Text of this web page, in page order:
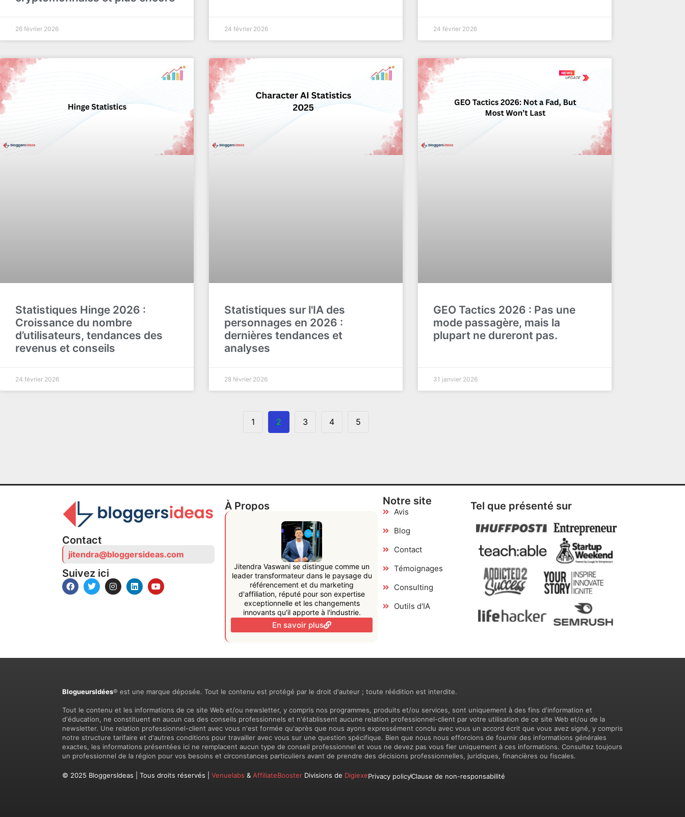
26 février 2026 24 février 2026 24 février 2026
Statistiques Hinge 2026 :
Croissance du nombre
d’utilisateurs, tendances des
revenus et conseils
24 février 2026
Statistiques sur l'IA des
personnages en 2026 :
dernières tendances et
analyses
28 février 2026
GEO Tactics 2026 : Pas une
mode passagère, mais la
plupart ne dureront pas.
31 janvier 2026
1 2 3 4 5
Contact
jitendra@bloggersideas.com
Suivez ici
À Propos
Jitendra Vaswani se distingue comme un
leader transformateur dans le paysage du
référencement et du marketing
d'affiliation, réputé pour son expertise
exceptionnelle et les changements
innovants qu'il apporte à l'industrie.
En savoir plus
Notre site
Avis
Blog
Contact
Témoignages
Consulting
Outils d'IA
Tel que présenté sur
BlogueursIdées® est une marque déposée. Tout le contenu est protégé par le droit d'auteur ; toute réédition est interdite.
Tout le contenu et les informations de ce site Web et/ou newsletter, y compris nos programmes, produits et/ou services, sont uniquement à des fins d'information et
d'éducation, ne constituent en aucun cas des conseils professionnels et n'établissent aucune relation professionnel-client par votre utilisation de ce site Web et/ou de la
newsletter. Une relation professionnel-client avec vous n'est formée qu'après que nous ayons expressément conclu avec vous un accord écrit que vous avez signé, y compris
notre structure tarifaire et d'autres conditions pour travailler avec vous sur une question spécifique. Bien que nous nous efforcions de fournir des informations générales
exactes, les informations présentées ici ne remplacent aucun type de conseil professionnel et vous ne devez pas vous fier uniquement à ces informations. Consultez toujours
un professionnel de la région pour vos besoins et circonstances particuliers avant de prendre des décisions professionnelles, juridiques, financières ou fiscales.
© 2025 BloggersIdeas | Tous droits réservés | Venuelabs & AffiliateBooster Divisions de DigiexePrivacy policyClause de non-responsabilité